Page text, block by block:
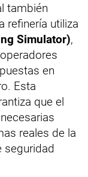
también
refinería utiliza
Simulator),
en
Esta
que el
reales de la
seguridad